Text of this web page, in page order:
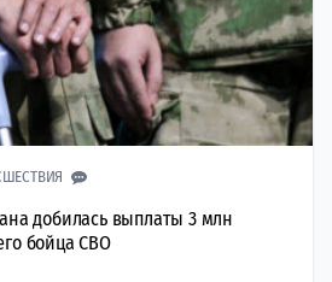
добилась выплаты 3 млн
бойца СВО